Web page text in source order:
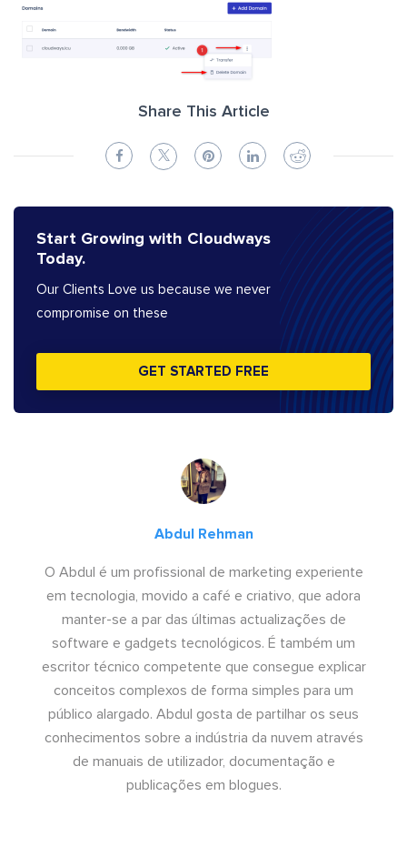
Share This Article
Start Growing with Cloudways
Today.
Our Clients Love us because we never
compromise on these
GET STARTED FREE
Abdul Rehman
O Abdul é um profissional de marketing experiente
em tecnologia, movido a café e criativo, que adora
manter-se a par das últimas actualizações de
software e gadgets tecnológicos. É também um
escritor técnico competente que consegue explicar
conceitos complexos de forma simples para um
público alargado. Abdul gosta de partilhar os seus
conhecimentos sobre a indústria da nuvem através
de manuais de utilizador, documentação e
publicações em blogues.